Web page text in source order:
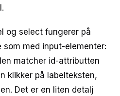
og select fungerer på
med input-elementer:
matcher id-attributten
klikker på labelteksten,
Det er en liten detalj